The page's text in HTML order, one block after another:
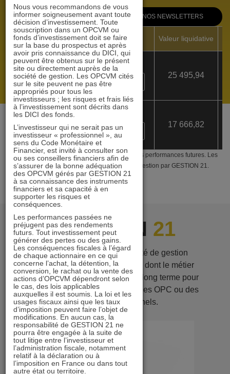
RECEVOIR NOS NEWSLETTERS
Données au 05/08/2026 Valeur liquidative
ACTIONS 21
FR 001 053 9197 (PART I)
IMMOBILIER 21
FR 001 054 0716 (PART IC)
Les performances passées ne préjugent pas des performances futures. Les
performances sont calculées nettes de frais de gestion par GESTION 21.
GESTION 21
GESTION 21 est une société de gestion
indépendante créée en 2007, dont le métier
consiste à gérer des actions à long terme pour
le compte d’investisseurs via des OPC ou des
mandats institutionnels.
Daniel est Directeur Général, cofondateur
de GESTION 21 et gestionnaire du fonds
ACTIONS 21. Il a débuté à la Caisse des
Dépôts comme gérant obligataire puis
participé à la création du groupe ACOFI
Nous vous recommandons de vous
informer soigneusement avant toute
décision d’investissement. Toute
souscription dans un OPCVM ou
fonds d’investissement doit se faire
sur la base du prospectus et après
avoir pris connaissance du DICI, qui
peuvent être obtenus sur le présent
site ou directement auprès de la
société de gestion. Les OPCVM cités
sur le site peuvent ne pas être
appropriés pour tous les
investisseurs ; les risques et frais liés
à l’investissement sont décrits dans
les DICI des fonds.
L’investisseur qui ne serait pas un
investisseur « professionnel », au
sens du Code Monétaire et
Financier, est invité à consulter son
ou ses conseillers financiers afin de
s’assurer de la bonne adéquation
des OPCVM gérés par GESTION 21
à sa connaissance des instruments
financiers et sa capacité à en
supporter les risques et
conséquences.
Les performances passées ne
préjugent pas des rendements
futurs. Tout investissement peut
générer des pertes ou des gains.
Les conséquences fiscales à l’égard
de chaque actionnaire en ce qui
concerne l’achat, la détention, la
conversion, le rachat ou la vente des
actions d’OPCVM dépendront selon
le cas, des lois applicables
auxquelles il est soumis. La loi et les
usages fiscaux ainsi que les taux
d’imposition peuvent faire l’objet de
modifications. En aucun cas, la
responsabilité de GESTION 21 ne
pourra être engagée à la suite de
tout litige entre l’investisseur et
l’administration fiscale, notamment
relatif à la déclaration ou à
l’imposition en France ou dans tout
autre état ou territoire.